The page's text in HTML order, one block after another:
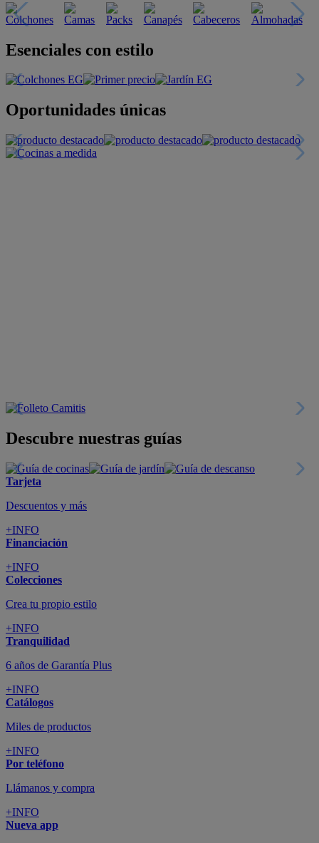
Esenciales con estilo
Oportunidades únicas
Descubre nuestras guías
Tarjeta
Descuentos y más
+INFO
Financiación
+INFO
Colecciones
Crea tu propio estilo
+INFO
Tranquilidad
6 años de Garantía Plus
+INFO
Catálogos
Miles de productos
+INFO
Por teléfono
Llámanos y compra
+INFO
Nueva app